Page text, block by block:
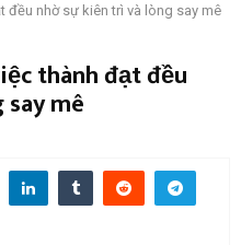
đều nhờ sự kiên trì và lòng say mê
thành đạt đều
mê